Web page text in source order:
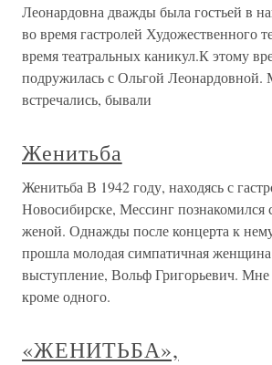
Леонардовна дважды была гостьей в
во время гастролей Художественного
время театральных каникул.К этому
подружилась с Ольгой
встречались, бывали
Женитьба
Женитьба В 1942 году, находясь с
Новосибирске, Мессинг познакомился
женой. Однажды после концерта к
прошла молодая симпатичная
выступление, Вольф Григорьевич. Мне
кроме одного.
«ЖЕНИТЬБА»,